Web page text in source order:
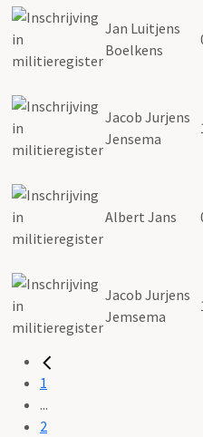
Jan Luitjens
Boelkens
Jacob Jurjens
Jensema
Albert Jans
Jacob Jurjens
Jemsema
1
...
2